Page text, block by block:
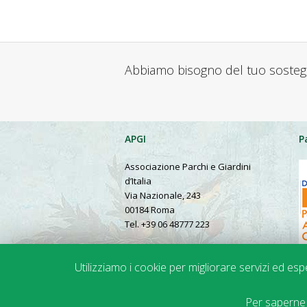
Abbiamo bisogno del tuo
APGI
Associazione Parchi e Giardini
d’Italia
Via Nazionale, 243
00184 Roma
Tel. +39 06 48777 223
Trasparenza• Privacy
Utilizziamo i cookie per migliorare servizi ed
Per